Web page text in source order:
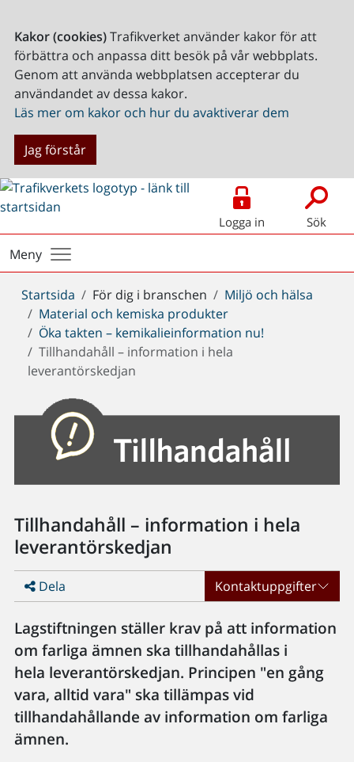
Kakor (cookies)Trafikverket använder kakor för att
förbättra och anpassa ditt besök på vår webbplats.
Genom att använda webbplatsen accepterar du
användandet av dessa kakor.
Läs mer om kakor och hur du avaktiverar dem
Jag förstår
Logga in Sök
Meny
Du
är
här:
Startsida För dig i branschen
Miljö och hälsa
Material och kemiska produkter
Öka takten – kemikalieinformation nu!
Tillhandahåll – information i hela
leverantörskedjan
Tillhandahåll – information i hela
leverantörskedjan
Dela Kontaktuppgifter
Lagstiftningen ställer krav på att information
om farliga ämnen ska tillhandahållas i
hela leverantörskedjan. Principen "en gång
vara, alltid vara" ska tillämpas vid
tillhandahållande av information om farliga
ämnen.